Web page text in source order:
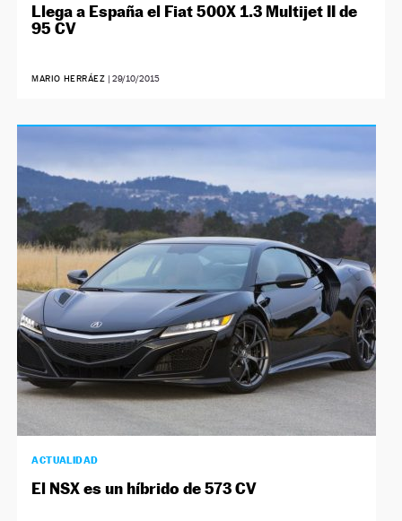
Llega a España el Fiat 500X 1.3 Multijet II de
95 CV
MARIO HERRÁEZ | 29/10/2015
ACTUALIDAD
El NSX es un híbrido de 573 CV